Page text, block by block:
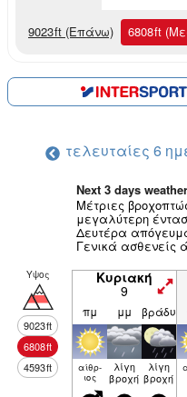
9023ft (Επάνω) 6808ft
τελευταίες 6
Next 3 days
Μέτριες
μεγαλύτερη
Δευτέρα
Γενικά ασθενείς
Υψος
9023ft
6808ft
4593ft
Κυριακή
9
πμ μμ βράδυ
αίθρ­
ιος
λίγη
βροχή
λίγη
βροχή